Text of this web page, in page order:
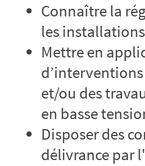
Connaître la
les
Mettre en
et/ou des
en basse
Disposer des
délivrance